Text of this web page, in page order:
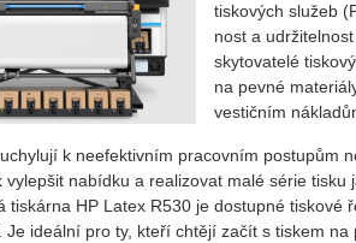
tis­ko­vých slu­žeb
nost a
sky­to­va­te­lé
na pevné
ves­tič­ním
k ne­e­fek­tiv­ním pra­cov­ním po­stu­pům
vy­lep­šit na­bíd­ku a re­a­li­zo­vat malé série tisku
tis­kár­na HP Latex R530 je do­stup­né tis­ko­vé
Je ide­ál­ní pro ty, kteří chtě­jí začít s tis­kem